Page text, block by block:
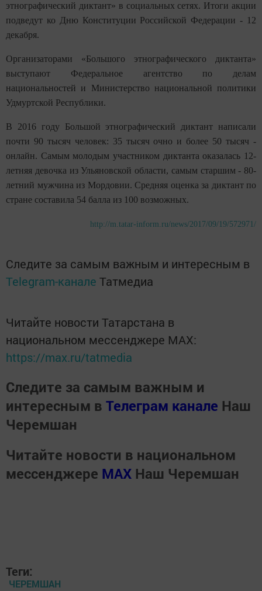
этнографический диктант» в социальных сетях. Итоги акции
подведут ко Дню Конституции Российской Федерации - 12
декабря.
Организаторами «Большого этнографического диктанта»
выступают Федеральное агентство по делам
национальностей и Министерство национальной политики
Удмуртской Республики.
В 2016 году Большой этнографический диктант написали
почти 90 тысяч человек: 35 тысяч очно и более 50 тысяч -
онлайн. Самым молодым участником диктанта оказалась 12-
летняя девочка из Ульяновской области, самым старшим - 80-
летний мужчина из Мордовии. Средняя оценка за диктант по
стране составила 54 балла из 100 возможных.
http://m.tatar-inform.ru/news/2017/09/19/572971/
Следите за самым важным и интересным в
Telegram-канале Татмедиа
Читайте новости Татарстана в
национальном мессенджере MАХ:
https://max.ru/tatmedia
Следите за самым важным и
интересным в Телеграм канале Наш
Черемшан
Читайте новости в национальном
мессенджере MАХ Наш Черемшан
Теги:
ЧЕРЕМШАН